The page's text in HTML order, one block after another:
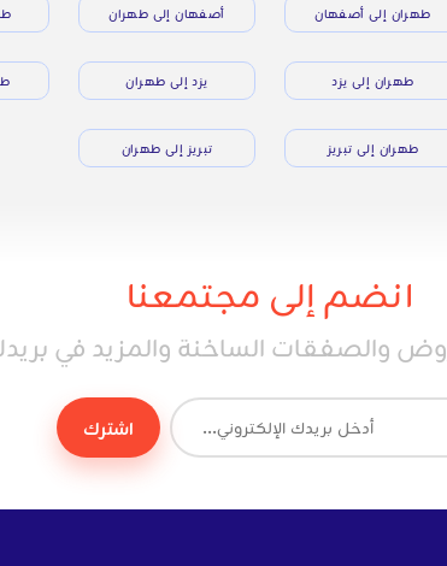
طهران إلى أصفهان أصفهان إلى طهران
طهران إلى يزد يزد إلى طهران
طهران إلى تبريز تبريز إلى طهران
انضم إلى مجتمعنا
والصفقات الساخنة والمزيد في بريدك
اشترك